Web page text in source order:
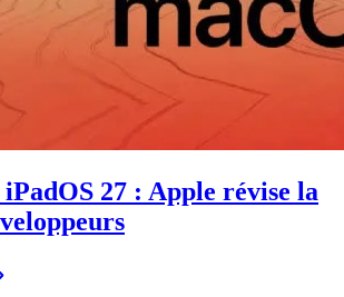
iPadOS 27 : Apple révise la